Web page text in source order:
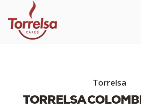
Torrelsa
TORRELSA